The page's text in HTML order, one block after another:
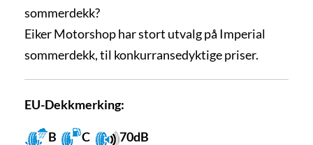
sommerdekk?
Eiker Motorshop har stort utvalg på Imperial
sommerdekk, til konkurransedyktige priser.
EU-Dekkmerking:
B C 70dB